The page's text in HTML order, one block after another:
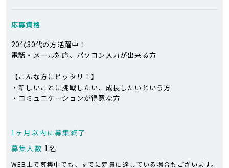
応募資格
20代30代の方活躍中！
電話・メール対応、パソコン入力が出来る方
【こんな方にピッタリ！】
・新しいことに挑戦したい、成長したいという方
・コミュニケーションが得意な方
1ヶ月以内に募集終了
募集人数 1名
WEB上で募集中でも、すでに定員に達している場合もございます。